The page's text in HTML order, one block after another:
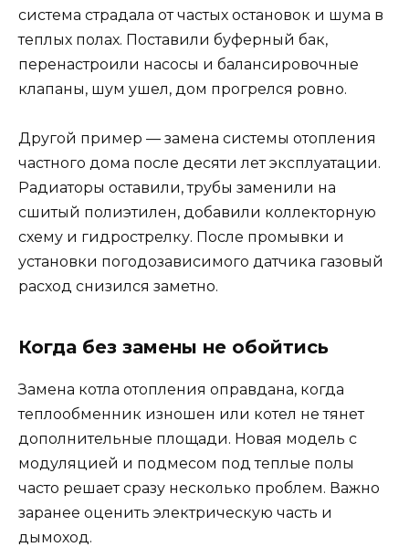
система страдала от частых остановок и шума в
теплых полах. Поставили буферный бак,
перенастроили насосы и балансировочные
клапаны, шум ушел, дом прогрелся ровно.
Другой пример — замена системы отопления
частного дома после десяти лет эксплуатации.
Радиаторы оставили, трубы заменили на
сшитый полиэтилен, добавили коллекторную
схему и гидрострелку. После промывки и
установки погодозависимого датчика газовый
расход снизился заметно.
Когда без замены не обойтись
Замена котла отопления оправдана, когда
теплообменник изношен или котел не тянет
дополнительные площади. Новая модель с
модуляцией и подмесом под теплые полы
часто решает сразу несколько проблем. Важно
заранее оценить электрическую часть и
дымоход.